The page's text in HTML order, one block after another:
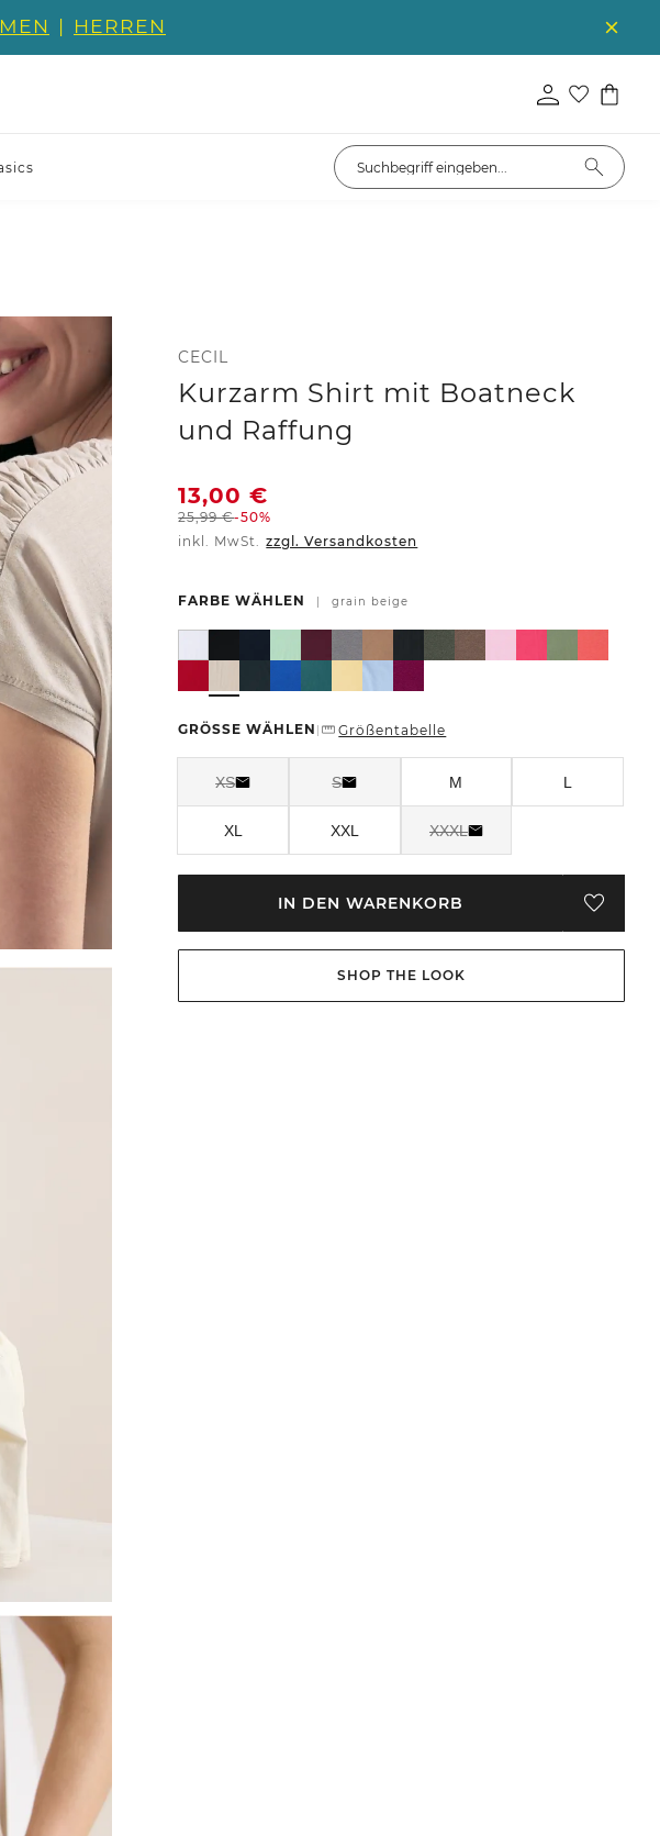
| HERREN
CECIL
Kurzarm Shirt mit Boatneck
und Raffung
13,00€
25,99€-50%
inkl. MwSt. zzgl. Versandkosten
FARBE WÄHLEN | grain beige
GRÖSSE WÄHLEN | Größentabelle
XS S M L
XL XXL XXXL
IN DEN WARENKORB
SHOP THE LOOK